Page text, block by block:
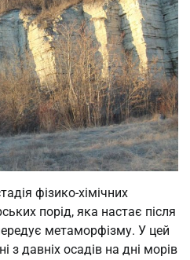
фізико-хімічних
порід, яка настає після
метаморфізму. У цей
з давніх осадів на дні морів